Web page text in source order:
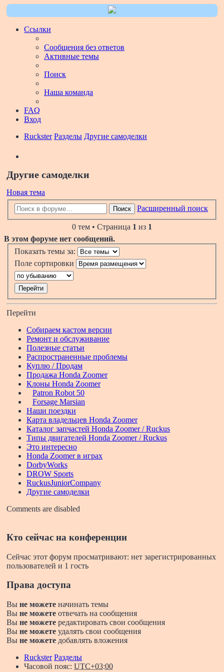
Ссылки
Сообщения без ответов
Активные темы
Поиск
Наша команда
FAQ
Вход
Ruckster Разделы Другие самоделки
Другие самоделки
Новая тема
Поиск Расширенный поиск
0 тем • Страница 1 из 1
В этом форуме нет сообщений.
Показать темы за:
Поле сортировки
Перейти
Собираем кастом версии
Ремонт и обслуживание
Полезные статьи
Распространенные проблемы
Куплю / Продам
Продажа Honda Zoomer
Клоны Honda Zoomer
Patron Robot 50
Forsage Marsian
Наши поездки
Карта владельцев Honda Zoomer
Каталог запчастей Honda Zoomer / Ruckus
Типы двигателей Honda Zoomer / Ruckus
Это интересно
Honda Zoomer в играх
DorbyWorks
DROW Sports
RuckusJuniorCompany
Другие самоделки
Comments are disabled
Кто сейчас на конференции
Сейчас этот форум просматривают: нет зарегистрированных
пользователей и 1 гость
Права доступа
Вы не можете начинать темы
Вы не можете отвечать на сообщения
Вы не можете редактировать свои сообщения
Вы не можете удалять свои сообщения
Вы не можете добавлять вложения
Ruckster Разделы
Часовой пояс: UTC+03:00